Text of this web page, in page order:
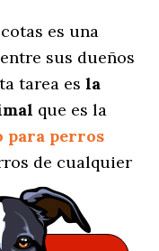
es una
sus dueños
tarea esla
que es la
para perros
de cualquier